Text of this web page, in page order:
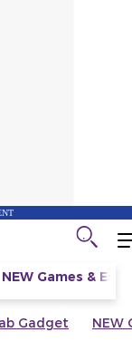
NEW Games &
Gadget NEW